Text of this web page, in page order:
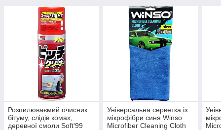
Розпилюваємий очисник
бітуму, слідів комах,
деревної смоли Soft'99
Універсальна серветка із
мікрофібри синя Winso
Microfiber Cleaning Cloth